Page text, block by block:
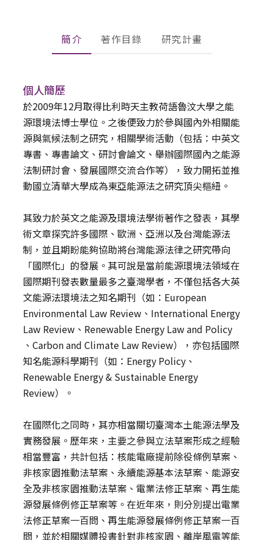
簡介 著作目錄 研究計畫
個人簡歷
於2009年12月取得比利時天主教荷語魯汶大學之能
源環境法博士學位。之後便致力於參與國內外相關能
源與氣候法制之研究，相關學術活動（包括：中英文
專書、專書論文、研討會論文、舉辦國際國內之能源
法制研討會、發展國際交流合作等），致力開拓並推
動國立清華大學成為東亞能源法之研究頂尖樞紐。
其致力於英文之能源及環境法學術著作之發表，其學
術文章探究許多國際、歐洲、亞洲以及台灣能源法
制，並且期盼能夠協助將台灣能源法律之研究帶向
「國際化」的發展。其可說是當前能源環境法領域在
國際期刊發表數量最多之臺灣學者，不僅包括各大英
文能源法環境法之知名期刊（如：European
Environmental Law Review、International Energy
Law Review、Renewable Energy Law and Policy
、Carbon and Climate Law Review），亦包括國際
知名能源科學期刊（如：Energy Policy、
Renewable Energy & Sustainable Energy
Review）。
在國際化之同時，其亦相當關切臺灣本土能源法學及
實務發展。歷年來，主要之參與立法草案形成之經驗
相當豐富，共計包括：核能電廠提前除役條例草案、
非核家園推動法草案、永續能源基本法草案、能源安
全及非核家園推動法草案、電業法修正草案、再生能
源發展條例修正草案等。在近年來，則分別提出電業
法修正草案一百問、再生能源發展條例修正草案一百
問，並於相關媒體投書針對非核家園、離岸風電等能